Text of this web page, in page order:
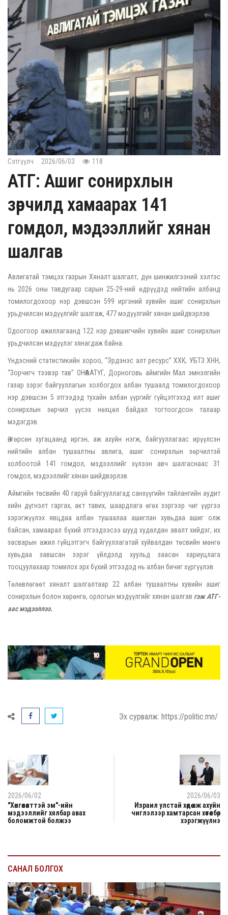
Сэтгүүлч 2026/06/03 118
АТГ: Ашиг сонирхлын
зөрчилд хамаарах 141
гомдол, мэдээллийг хянан
шалгав
Авлигатай тэмцэх газрын Хяналт шалгалт, дүн шинжилгээний хэлтэс
нь 2026 оны тавдугаар сарын 25-29-ний өдрүүдэд нийтийн албанд
томилогдохоор нэр дэвшсэн 599 иргэний хувийн ашиг сонирхлын
урьдчилсан мэдүүлгийг шалгаж, 477 мэдүүлгийг хянан шийдвэрлэв.
Одоогоор ажиллагаанд 122 нэр дэвшигчийн хувийн ашиг сонирхлын
урьдчилсан мэдүүлэг хянагдаж байна.
Үндэсний статистикийн хороо, “Эрдэнэс алт ресурс” ХХК, УБТЗ ХНН,
“Зорчигч тээвэр тав” ОНӨААТҮГ, Дорноговь аймгийн Мал эмнэлгийн
газар зэрэг байгууллагын холбогдох албан тушаалд томилогдохоор
нэр дэвшсэн 5 этгээдэд тухайн албан үүргийг гүйцэтгэхэд илт ашиг
сонирхлын зөрчил үүсэх нөхцөл байдал тогтоогдсон талаар
мэдэгдэв.
Өнгөрсөн хугацаанд иргэн, аж ахуйн нэгж, байгууллагаас ирүүлсэн
нийтийн албан тушаалтны авлига, ашиг сонирхлын зөрчилтэй
холбоотой 141 гомдол, мэдээллийг хүлээн авч шалгаснаас 31
гомдол, мэдээллийг хянан шийдвэрлэв.
Аймгийн төсвийн 40 гаруй байгууллагад санхүүгийн тайлангийн аудит
хийн дүгнэлт гаргах, акт тавих, шаардлага өгөх зэргээр чиг үүргээ
хэрэгжүүлэх явцдаа албан тушаалаа ашиглан хувьдаа ашиг олж
байсан, хамаарал бүхий этгээдээсээ шууд худалдан авалт хийдэг, их
засварын ажил гүйцэтгэгч байгууллагатай хуйвалдан төсвийн мөнгө
хувьдаа завшсан зэрэг үйлдэлд хуульд заасан хариуцлага
тооцуулахаар томилох эрх бүхий этгээдэд нь албан бичиг хүргүүлэв.
Төлөвлөгөөт хяналт шалгалтаар 22 албан тушаалтны хувийн ашиг
сонирхлын болон хөрөнгө, орлогын мэдүүлгийг хянан шалгав гэж АТГ-
аас мэдээллээ.
Эх сурвалж: https://politic.mn/
2026/06/02
"Хөнгөлөлттэй эм"-ийн
мэдээллийг хялбар авах
боломжтой болжээ
2026/06/03
Израил улстай хөдөө аж ахуйн
чиглэлээр хамтарсан хөтөлбөр
хэрэгжүүлнэ
САНАЛ БОЛГОХ